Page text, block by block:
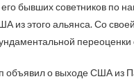
бывших советников по
из этого альянса. Со
объявил о выходе США из